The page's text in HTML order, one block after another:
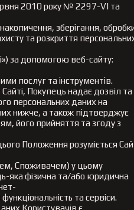
2010 року № 2297-VI та
зберігання,
та розкриття
за допомогою веб-сайту:
послуг та інструментів.
Покупець надає дозвіл та
персональних даних на
нижче, а також підтверджує
його прийняття та згоду з
Положення розуміється
Споживачем) у цьому
яка фізична та/або юридична
та сервіси.
Користувачів є